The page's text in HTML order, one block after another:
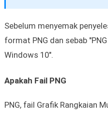
Sebelum menyemak
format PNG dan sebab
Windows 10".
Apakah Fail PNG
PNG, fail Grafik Rangkaian